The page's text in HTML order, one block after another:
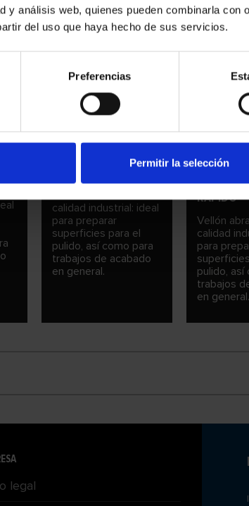
y análisis web, quienes pueden combinarla con
del uso que haya hecho de sus servicios.
Preferencias
Permitir la selección
ACABADO UNITIZED
calidad industrial: ideal
para preparar
superficies para el
pulido, así como para
trabajos de acabado
en general.
DISCOS DE
PREPULIDO
UNITIZED
RÁPIDO
Vellón
calidad
para
pulido, así
trabajos
en general.
legal